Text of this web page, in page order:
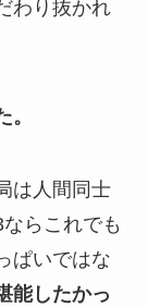
わり抜かれ
は人間同士
らこれでも
ぱいではな
能したかっ